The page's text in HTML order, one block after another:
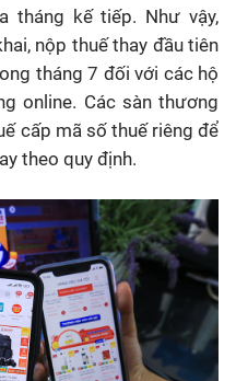
tháng kế tiếp. Như vậy,
nộp thuế thay đầu tiên
tháng 7 đối với các hộ
online. Các sàn thương
cấp mã số thuế riêng để
theo quy định.